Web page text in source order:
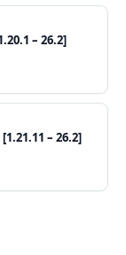
– 26.2]
– 26.2]